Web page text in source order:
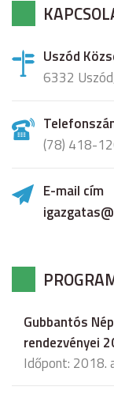
Uszód
6332
(78) 418-
E-mail cím
Gubbantós
rendezvényei
Időpont: 2018.